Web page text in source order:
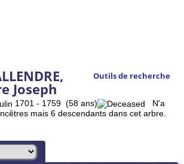
Outils de recherche
Joseph
1701 - 1759 (58 ans)
N'a
mais 6 descendants dans cet arbre.